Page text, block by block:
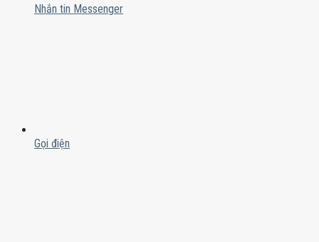
Nhắn tin Messenger
Gọi điện